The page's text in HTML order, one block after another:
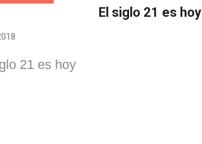
El siglo 21 es hoy
21 es hoy